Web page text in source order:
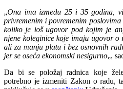
„Ona ima između 25 i 35 godina,
privremenim i povremenim poslovima
koliko je loš ugovor pod kojim je
njene koleginice koje imaju ugovor o
ali za manju platu i bez osnovnih
jer se oseća ekonomski nesigurno„,
Da bi se položaj radnica koje
potrebno je izmeniti Zakon o radu,